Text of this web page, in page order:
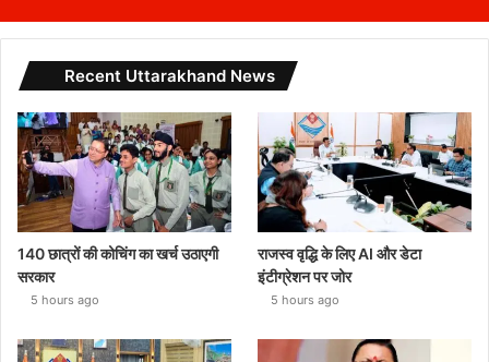
Recent Uttarakhand News
140 छात्रों की कोचिंग का खर्च उठाएगी
सरकार
5 hours ago
राजस्व वृद्धि के लिए AI और डेटा
इंटीग्रेशन पर जोर
5 hours ago